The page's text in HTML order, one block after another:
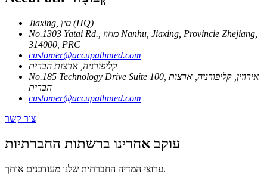
Jiaxing, סין (HQ)
No.1303 Yatai Rd., מחוז Nanhu, Jiaxing, Provincie Zhejiang,
314000, PRC
customer@accupathmed.com
קליפורניה, ארצות הברית
No.185 Technology Drive Suite 100, אירווין, קליפורניה, ארצות
הברית
customer@accupathmed.com
צור קשר
עוקב אחרינו ברשתות החברתיות
ערוצי המדיה החברתית שלנו מעודכנים אותך.